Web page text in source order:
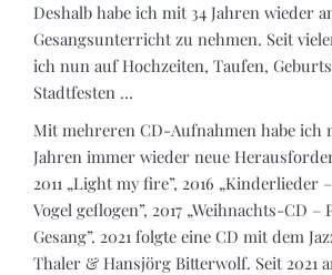
Deshalb habe ich mit 34 Jahren wieder
Gesangsunterricht zu nehmen. Seit
ich nun auf Hochzeiten, Taufen,
Stadtfesten …
Mit mehreren CD-Aufnahmen habe ich
Jahren immer wieder neue
2011 „Light my fire”, 2016 „Kinderlieder
Vogel geflogen”, 2017 „Weihnachts-CD
Gesang”. 2021 folgte eine CD mit dem
Thaler & Hansjörg Bitterwolf. Seit 2021